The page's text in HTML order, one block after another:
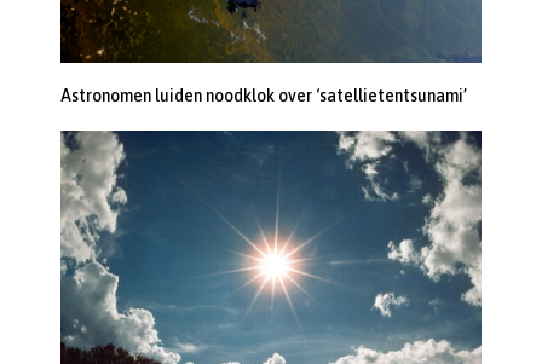
Astronomen luiden noodklok over ‘satellietentsunami’